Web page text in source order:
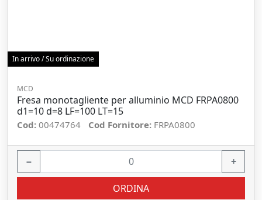
In arrivo / Su ordinazione
MCD
Fresa monotagliente per alluminio MCD FRPA0800
d1=10 d=8 LF=100 LT=15
Cod: 00474764 Cod Fornitore: FRPA0800
− +
ORDINA